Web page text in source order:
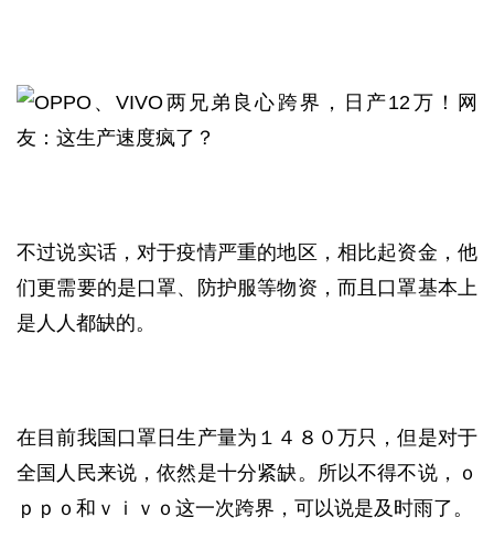
不过说实话，对于疫情严重的地区，相比起资金，他
们更需要的是口罩、防护服等物资，而且口罩基本上
是人人都缺的。
在目前我国口罩日生产量为１４８０万只，但是对于
全国人民来说，依然是十分紧缺。所以不得不说，ｏ
ｐｐｏ和ｖｉｖｏ这一次跨界，可以说是及时雨了。